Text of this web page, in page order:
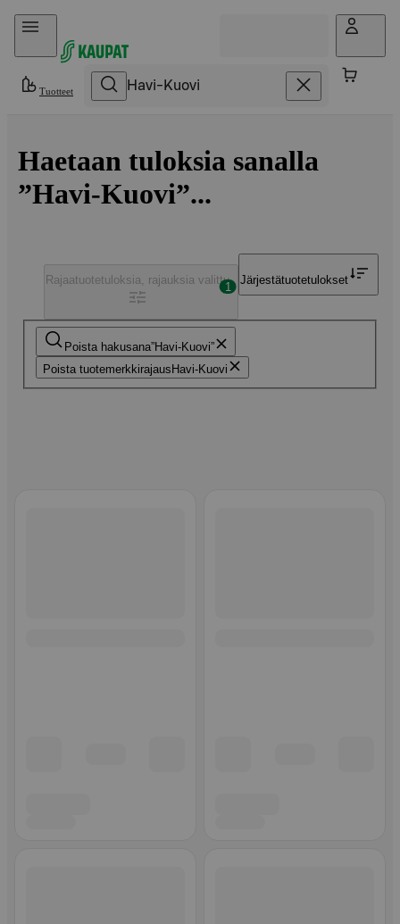
Hyppää sisältöön
Tuotteet
Haetaan tuloksia sanalla
”Havi-Kuovi”...
Poista hakusana Havi-Kuovi
Poista tuotemerkkirajaus Havi-Kuovi
Rajaatuotetuloksia, rajauksia valittu
1
Järjestätuotetulokset